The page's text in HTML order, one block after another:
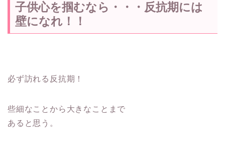
子供心を掴むなら・・・反抗期には
壁になれ！！
必ず訪れる反抗期！
些細なことから大きなことまで
あると思う。